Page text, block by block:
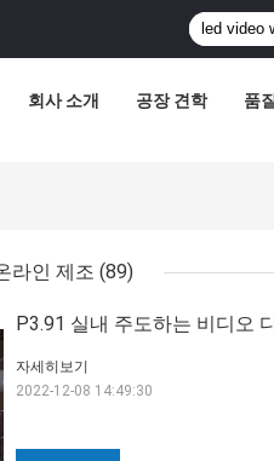
회사 소개 공장 견학 품
라인 제조 (89)
P3.91 실내 주도하는 비디오
자세히보기
2022-12-08 14:49:30